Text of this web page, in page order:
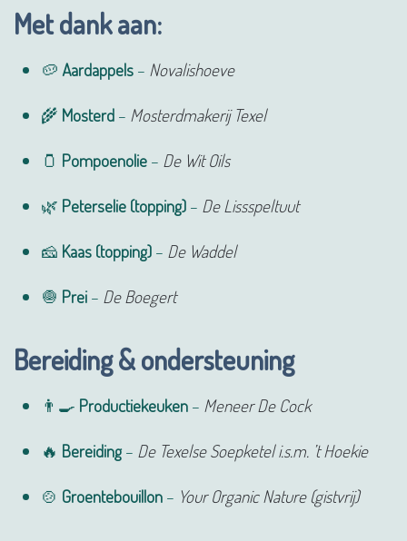
Met dank aan:
🥔 Aardappels – Novalishoeve
🌾 Mosterd – Mosterdmakerij Texel
🫙 Pompoenolie – De Wit Oils
🌿 Peterselie (topping) – De Lissspeltuut
🧀 Kaas (topping) – De Waddel
🧅 Prei – De Boegert
Bereiding & ondersteuning
👨‍🍳 Productiekeuken – Meneer De Cock
🔥 Bereiding – De Texelse Soepketel i.s.m. ’t Hoekie
🍲 Groentebouillon – Your Organic Nature (gistvrij)